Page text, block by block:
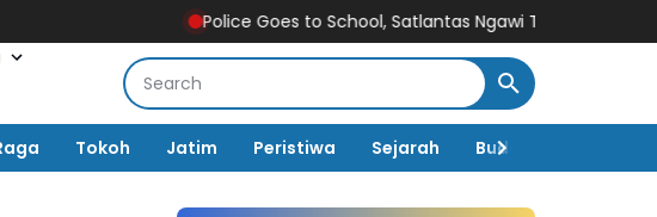
Police Goes to School, Satlantas Ngawi Tanamkan Tertib Lalu
Tokoh Jatim Peristiwa Sejarah Budaya